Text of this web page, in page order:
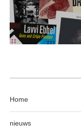
Home
nieuws